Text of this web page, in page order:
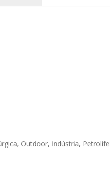
Outdoor, Indústria,